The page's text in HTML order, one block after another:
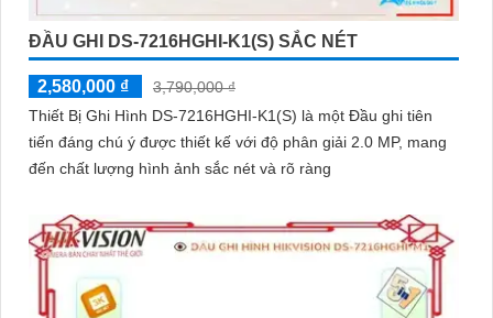
ĐẦU GHI DS-7216HGHI-K1(S) SẮC NÉT
2,580,000 ₫
3,790,000 ₫
Thiết Bị Ghi Hình DS-7216HGHI-K1(S) là một Đầu ghi tiên
tiến đáng chú ý được thiết kế với độ phân giải 2.0 MP, mang
đến chất lượng hình ảnh sắc nét và rõ ràng